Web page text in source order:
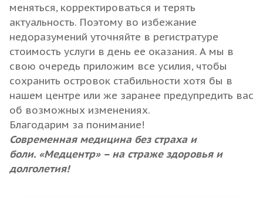
меняться, корректироваться и терять
актуальность. Поэтому во избежание
недоразумений уточняйте в регистратуре
стоимость услуги в день ее оказания. А мы в
свою очередь приложим все усилия, чтобы
сохранить островок стабильности хотя бы в
нашем центре или же заранее предупредить вас
об возможных изменениях.
Благодарим за понимание!
Современная медицина без страха и
боли. «Медцентр» – на страже здоровья и
долголетия!